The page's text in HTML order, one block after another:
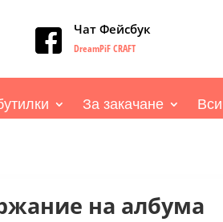
Чат Фейсбук
DreamPiF CRAFT
За закачане
на албума